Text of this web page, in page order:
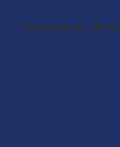
"Ingen kan alt, alle